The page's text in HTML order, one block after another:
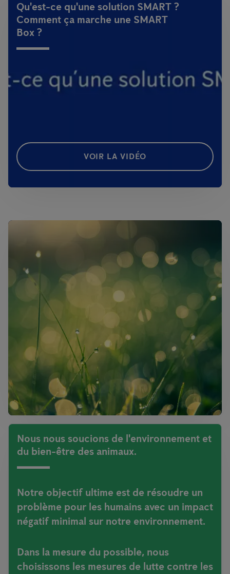
Qu'est-ce qu'une solution SMART ?
Comment ça marche une SMART
Box ?
VOIR LA VIDÉO
Nous nous soucions de l'environnement et
du bien-être des animaux.
Notre objectif ultime est de résoudre un
problème pour les humains avec un impact
négatif minimal sur notre environnement.
Dans la mesure du possible, nous
choisissons les mesures de lutte contre les